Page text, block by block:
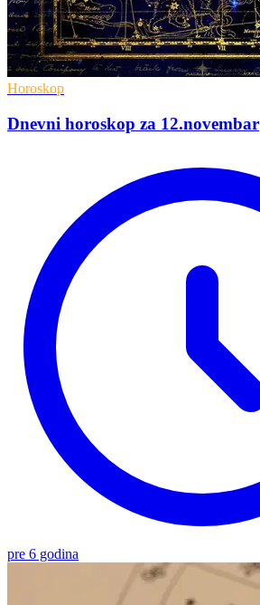
Horoskop
Dnevni horoskop za 12.novembar
pre 6 godina